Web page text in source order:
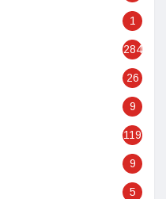
1
284
26
9
119
9
5